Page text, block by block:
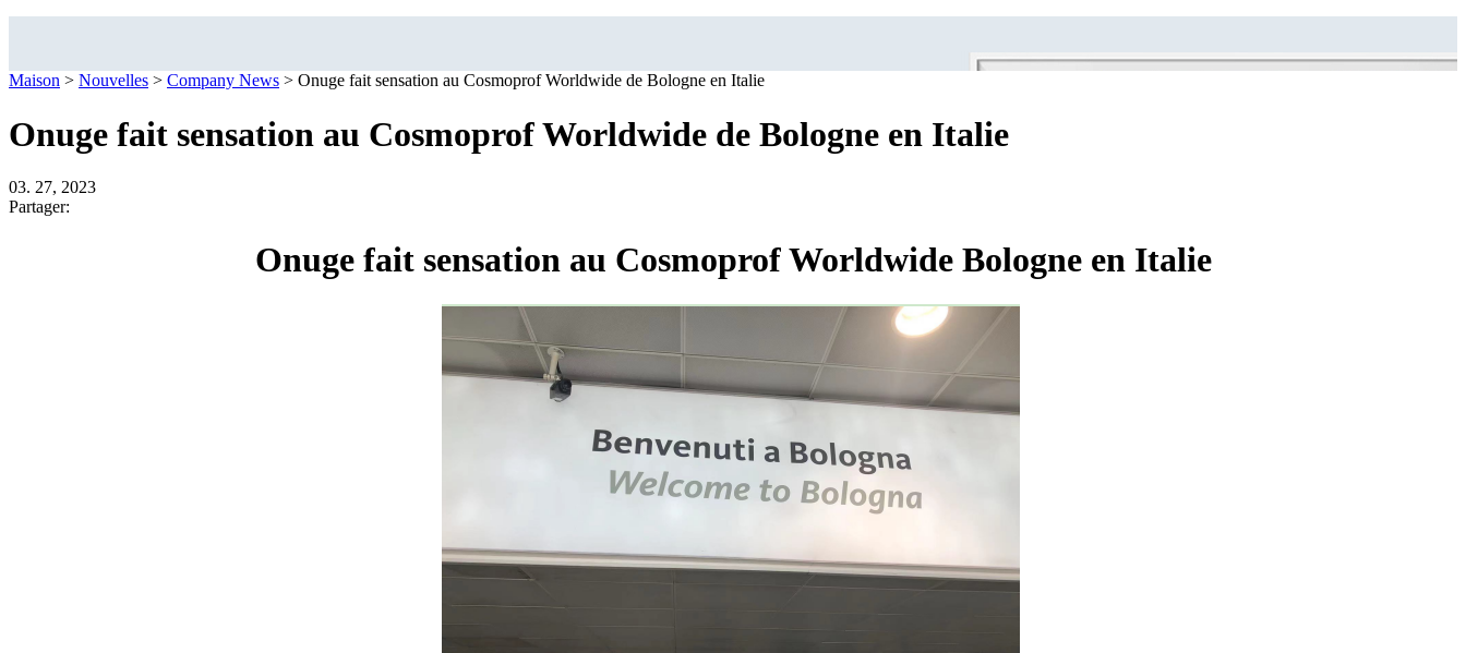
Maison > Nouvelles > Company News > Onuge fait sensation au Cosmoprof Worldwide de Bologne en Italie
Onuge fait sensation au Cosmoprof Worldwide de Bologne en Italie
03. 27, 2023
Partager:
Onuge fait sensation au Cosmoprof Worldwide Bologne en Italie